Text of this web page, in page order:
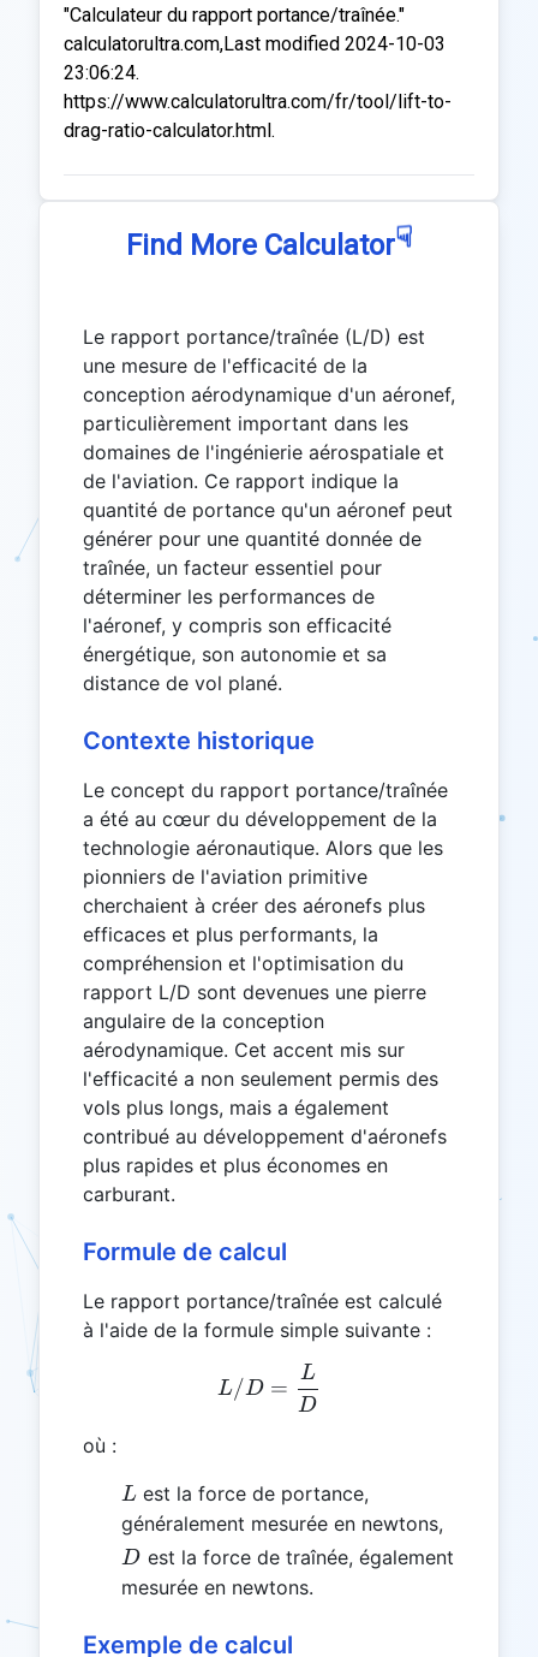
"Calculateur du rapport portance/traînée."
calculatorultra.com,Last modified 2024-10-03
23:06:24.
https://www.calculatorultra.com/fr/tool/lift-to-
drag-ratio-calculator.html.
Find More Calculator☟
Le rapport portance/traînée (L/D) est
une mesure de l'efficacité de la
conception aérodynamique d'un aéronef,
particulièrement important dans les
domaines de l'ingénierie aérospatiale et
de l'aviation. Ce rapport indique la
quantité de portance qu'un aéronef peut
générer pour une quantité donnée de
traînée, un facteur essentiel pour
déterminer les performances de
l'aéronef, y compris son efficacité
énergétique, son autonomie et sa
distance de vol plané.
Contexte historique
Le concept du rapport portance/traînée
a été au cœur du développement de la
technologie aéronautique. Alors que les
pionniers de l'aviation primitive
cherchaient à créer des aéronefs plus
efficaces et plus performants, la
compréhension et l'optimisation du
rapport L/D sont devenues une pierre
angulaire de la conception
aérodynamique. Cet accent mis sur
l'efficacité a non seulement permis des
vols plus longs, mais a également
contribué au développement d'aéronefs
plus rapides et plus économes en
carburant.
Formule de calcul
Le rapport portance/traînée est calculé
à l'aide de la formule simple suivante :
L/D = \frac{L}{D}
L/D =
D
L
où :
L
L est la force de portance,
généralement mesurée en newtons,
D
D est la force de traînée, également
mesurée en newtons.
Exemple de calcul